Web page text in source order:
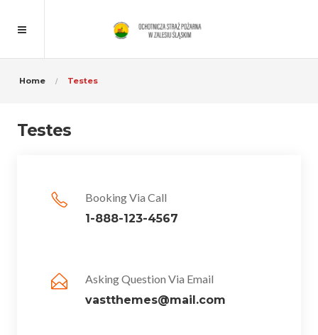
Home Testes
Testes
Booking Via Call
1-888-123-4567
Asking Question Via Email
vastthemes@mail.com